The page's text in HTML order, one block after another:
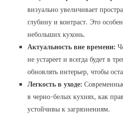
визуально увеличивает
глубину и контраст. Это
небольших кухонь.
Актуальность вне времени:
не устареет и всегда будет в
обновлять интерьер, чтобы
Легкость в уходе:
в черно-белых кухнях, как
устойчивы к загрязнениям.